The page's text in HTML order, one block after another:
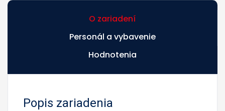
O zariadení
Personál a vybavenie
Hodnotenia
Popis zariadenia